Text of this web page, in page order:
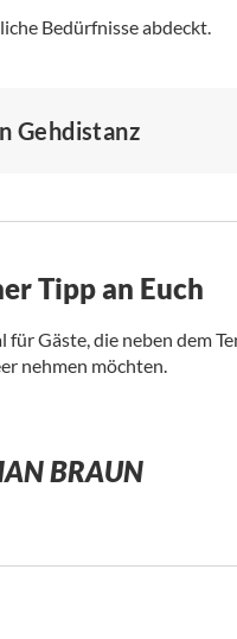
Bedürfnisse abdeckt.
Gehdistanz
Tipp an Euch
für Gäste, die neben dem
nehmen möchten.
BRAUN